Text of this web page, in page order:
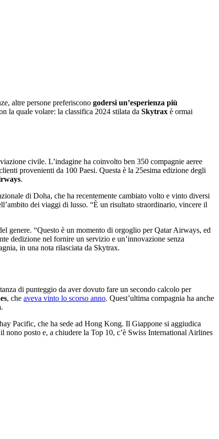
altre persone preferiscono godersi un’esperienza più
la quale volare: la classifica 2024 stilata da Skytrax è ormai
civile. L’indagine ha coinvolto ben 350 compagnie aeree
provenienti da 100 Paesi. Questa è la 25esima edizione degli
.
di Doha, che ha recentemente cambiato volto e vinto diversi
dei viaggi di lusso. “È un risultato straordinario, vincere il
genere. “Questo è un momento di orgoglio per Qatar Airways, ed
dedizione nel fornire un servizio e un’innovazione senza
in una nota rilasciata da Skytrax.
di punteggio da aver dovuto fare un secondo calcolo per
, che aveva vinto lo scorso anno. Quest’ultima compagnia ha anche
.
Pacific, che ha sede ad Hong Kong. Il Giappone si aggiudica
nono posto e, a chiudere la Top 10, c’è Swiss International Airlines